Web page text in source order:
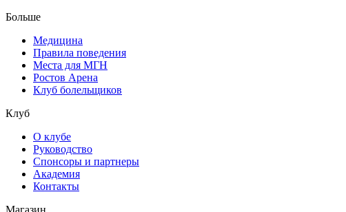
Больше
Медицина
Правила поведения
Места для МГН
Ростов Арена
Клуб болельщиков
Клуб
О клубе
Руководство
Спонсоры и партнеры
Академия
Контакты
Магазин